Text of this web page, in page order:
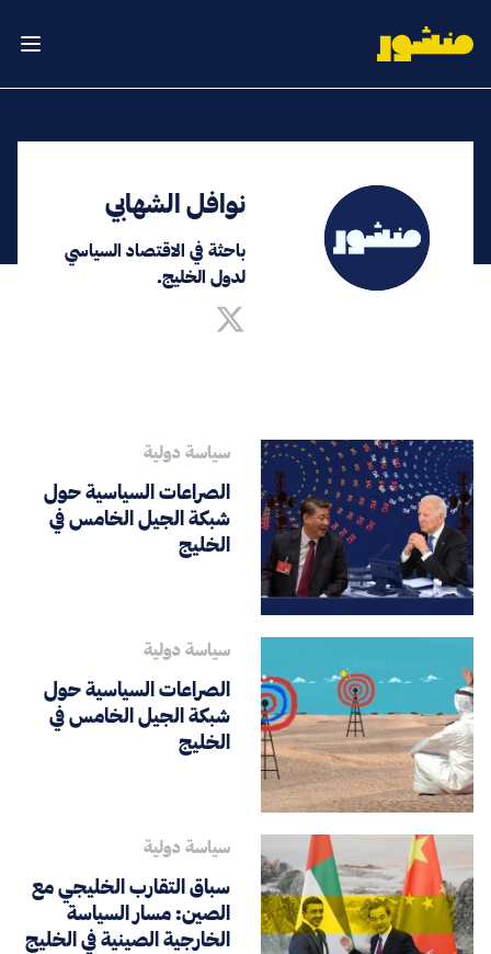
الصفحة الرئيسية
فتح
نوافل الشهابي
باحثة في الاقتصاد السياسي
لدول الخليج.
سياسة دولية
الصراعات السياسية حول
شبكة الجيل الخامس في
الخليج
سياسة دولية
الصراعات السياسية حول
شبكة الجيل الخامس في
الخليج
سياسة دولية
سباق التقارب الخليجي مع
الصين: مسار السياسة
الخارجية الصينية في الخليج